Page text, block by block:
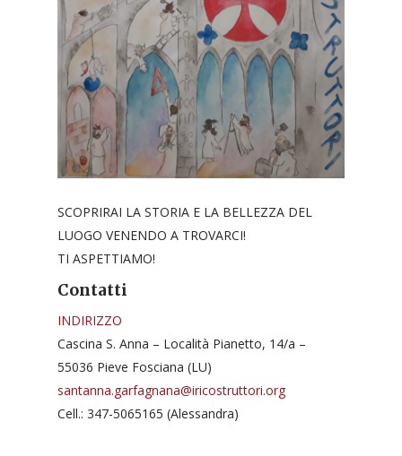
SCOPRIRAI LA STORIA E LA BELLEZZA DEL
LUOGO VENENDO A TROVARCI!
TI ASPETTIAMO!
Contatti
INDIRIZZO
Cascina S. Anna – Località Pianetto, 14/a –
55036 Pieve Fosciana (LU)
santanna.garfagnana@iricostruttori.org
Cell.: 347-5065165 (Alessandra)